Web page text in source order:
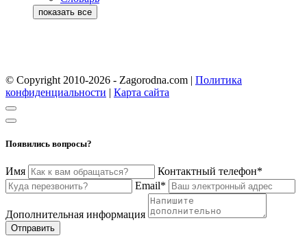
© Copyright 2010-2026 - Zagorodna.com | Политика
конфиденциальности | Карта сайта
Появились вопросы?
Имя
Контактный телефон*
Email*
Дополнительная информация
Отправить